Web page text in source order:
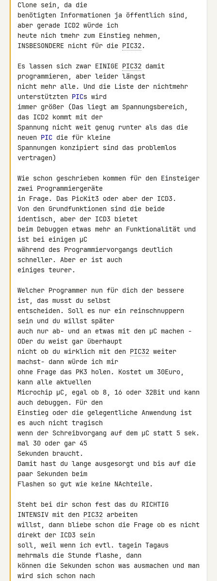
Clone sein, da die
benötigten Informationen ja öffentlich sind,
aber gerade ICD2 würde ich
heute nich tmehr zum Einstieg nehmen,
INSBESONDERE nicht für die PIC32.
Es lassen sich zwar EINIGE PIC32 damit
programmieren, aber leider längst
nicht mehr alle. Und die Liste der nichtmehr
unterstützten PICs wird
immer größer (Das liegt am Spannungsbereich,
das ICD2 kommt mit der
Spannung nicht weit genug runter als das die
neuen PIC die für kleine
Spannungen konzipiert sind das problemlos
vertragen)
Wie schon geschrieben kommen für den Einsteiger
zwei Programmiergeräte
in Frage. Das PicKit3 oder aber der ICD3.
Von den Grundfunktionen sind die beide
identisch, aber der ICD3 bietet
beim Debuggen etwas mehr an Funktionalität und
ist bei einigen µC
während des Programmiervorgangs deutlich
schneller. Aber er ist auch
einiges teurer.
Welcher Programmer nun für dich der bessere
ist, das musst du selbst
entscheiden. Soll es nur ein reinschnuppern
sein und du willst später
auch nur ab- und an etwas mit den µC machen -
ODer du weist gar überhaupt
nicht ob du wirklich mit den PIC32 weiter
machst- dann würde ich mir
ohne Frage das PK3 holen. Kostet um 30Euro,
kann alle aktuellen
Microchip µC, egal ob 8, 16 oder 32Bit und kann
auch debuggen. Für den
Einstieg oder die gelegentliche Anwendung ist
es auch nicht tragisch
wenn der Schreibvorgang auf dem µC statt 5 sek.
mal 30 oder gar 45
Sekunden braucht.
Damit hast du lange ausgesorgt und bis auf die
paar Sekunden beim
Flashen so gut wie keine NAchteile.
Steht bei dir schon fest das du RICHTIG
INTENSIV mit den PIC32 arbeiten
willst, dann bliebe schon die Frage ob es nicht
direkt der ICD3 sein
soll, weil wenn ich evtl. tagein Tagaus
mehrmals die Stunde flashe, dann
können die Sekunden schon was ausmachen und man
wird sich schon nach